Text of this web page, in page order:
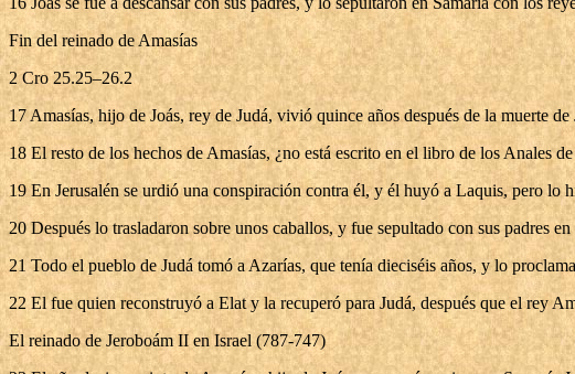
Fin del reinado de Amasías
2 Cro 25.25–26.2
17 Amasías, hijo de Joás, rey de Judá, vivió quince años después de la muerte
18 El resto de los hechos de Amasías, ¿no está escrito en el libro de los Anales
19 En Jerusalén se urdió una conspiración contra él, y él huyó a Laquis, pero lo
20 Después lo trasladaron sobre unos caballos, y fue sepultado con sus padres
21 Todo el pueblo de Judá tomó a Azarías, que tenía dieciséis años, y lo
22 El fue quien reconstruyó a Elat y la recuperó para Judá, después que el rey
El reinado de Jeroboám II en Israel (787-747)